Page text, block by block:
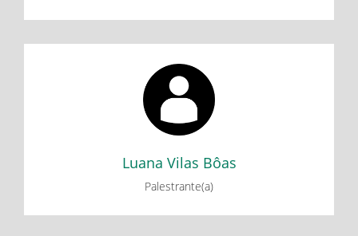
Luana Vilas Bôas
Palestrante(a)
Luana Vilas Bôas
Minicurso: Abordagens e metodologias utilizadas pelos
alunos do PIBID Interdisciplinar de Matemática/Física da
UFVJM para o ensino de unidades de medidas e unidades
derivadas. (Parte 1)